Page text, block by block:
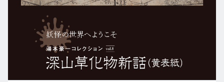
近畿
京都・奈良
中国・四国
暦と暮らし